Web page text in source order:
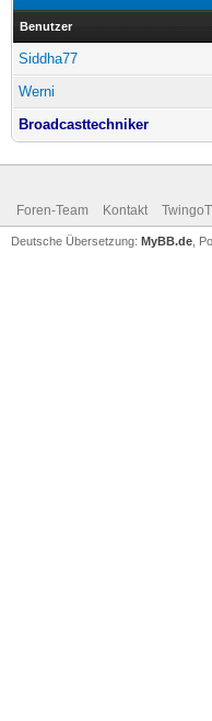
Benutzer
Siddha77
Werni
Broadcasttechniker
Foren-Team Kontakt
Deutsche Übersetzung: MyBB.de ,